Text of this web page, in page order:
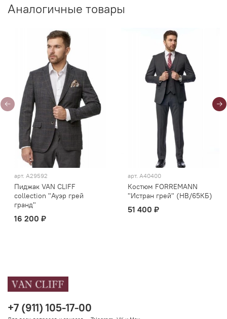
Аналогичные товары
арт. А29592
Пиджак VAN CLIFF
collection "Ауэр грей
гранд"
16 200 ₽
арт. A40400
Костюм FORREMANN
"Истран грей" (НВ/65КБ)
51 400 ₽
+7 (911) 105-17-00